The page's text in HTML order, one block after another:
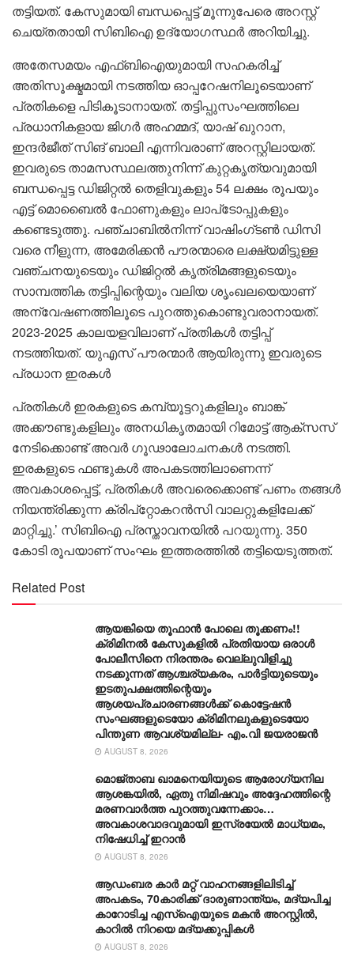
തട്ടിയത്. കേസുമായി ബന്ധപ്പെട്ട് മൂന്നുപേരെ അറസ്റ്റ്
ചെയ്തതായി സിബിഐ ഉദ്യോഗസ്ഥർ അറിയിച്ചു.
അതേസമയം എഫ്ബിഐയുമായി സഹകരിച്ച്
അതിസൂക്ഷ്മമായി നടത്തിയ ഓപ്പറേഷനിലൂടെയാണ്
പ്രതികളെ പിടികൂടാനായത്. തട്ടിപ്പുസംഘത്തിലെ
പ്രധാനികളായ ജിഗർ അഹമ്മദ്, യാഷ് ഖുറാന,
ഇന്ദർജീത് സിങ്‌ ബാലി എന്നിവരാണ് അറസ്റ്റിലായത്.
ഇവരുടെ താമസസ്ഥലത്തുനിന്ന് കുറ്റകൃത്യവുമായി
ബന്ധപ്പെട്ട ഡിജിറ്റൽ തെളിവുകളും 54 ലക്ഷം രൂപയും
എട്ട് മൊബൈൽ ഫോണുകളും ലാപ്‌ടോപ്പുകളും
കണ്ടെടുത്തു. പഞ്ചാബിൽനിന്ന് വാഷിംഗ്ടൺ ഡിസി
വരെ നീളുന്ന, അമേരിക്കൻ പൗരന്മാരെ ലക്ഷ്യമിട്ടുള്ള
വഞ്ചനയുടെയും ഡിജിറ്റൽ കൃത്രിമങ്ങളുടെയും
സാമ്പത്തിക തട്ടിപ്പിന്റെയും വലിയ ശൃംഖലയെയാണ്
അന്വേഷണത്തിലൂടെ പുറത്തുകൊണ്ടുവരാനായത്.
2023-2025 കാലയളവിലാണ് പ്രതികൾ തട്ടിപ്പ്
നടത്തിയത്. യുഎസ് പൗരന്മാർ ആയിരുന്നു ഇവരുടെ
പ്രധാന ഇരകൾ
പ്രതികൾ ഇരകളുടെ കമ്പ്യൂട്ടറുകളിലും ബാങ്ക്
അക്കൗണ്ടുകളിലും അനധികൃതമായി റിമോട്ട് ആക്സസ്
നേടിക്കൊണ്ട് അവർ ഗൂഢാലോചനകൾ നടത്തി.
ഇരകളുടെ ഫണ്ടുകൾ അപകടത്തിലാണെന്ന്
അവകാശപ്പെട്ട്, പ്രതികൾ അവരെക്കൊണ്ട് പണം തങ്ങൾ
നിയന്ത്രിക്കുന്ന ക്രിപ്റ്റോകറൻസി വാലറ്റുകളിലേക്ക്
മാറ്റിച്ചു.’ സിബിഐ പ്രസ്താവനയിൽ പറയുന്നു. 350
കോടി രൂപയാണ് സംഘം ഇത്തരത്തിൽ തട്ടിയെടുത്തത്.
Related Post
ആയങ്കിയെ തൂഫാൻ പോലെ തൂക്കണം!!
ക്രിമിനൽ കേസുകളിൽ പ്രതിയായ ഒരാൾ
പോലീസിനെ നിരന്തരം വെല്ലുവിളിച്ചു
നടക്കുന്നത് ആശ്ചര്യകരം, പാർട്ടിയുടെയും
ഇടതുപക്ഷത്തിന്റെയും
ആശയപ്രചാരണങ്ങൾക്ക് കൊട്ടേഷൻ
സംഘങ്ങളുടെയോ ക്രിമിനലുകളുടെയോ
പിന്തുണ ആവശ്യമില്ല- എം.വി ജയരാജൻ
AUGUST 8, 2026
മൊജ്താബ ഖാമനെയിയുടെ ആരോ​ഗ്യനില
ആശങ്കയിൽ, ഏതു നിമിഷവും അദ്ദേഹത്തിന്റെ
മരണവാർത്ത പുറത്തുവന്നേക്കാം…
അവകാശവാദവുമായി ഇസ്രയേൽ മാധ്യമം,
നിഷേധിച്ച് ഇറാൻ
AUGUST 8, 2026
ആഡംബര കാര്‍ മറ്റ് വാഹനങ്ങളിലിടിച്ച്
അപകടം, 70കാരിക്ക് ദാരുണാന്ത്യം, മദ്യപിച്ച
കാറോടിച്ച എസ്ഐയുടെ മകന്‍ അറസ്റ്റില്‍,
കാറില്‍ നിറയെ മദ്യക്കുപ്പികള്‍
AUGUST 8, 2026